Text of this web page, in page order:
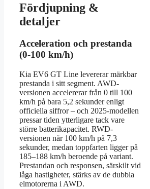
Fördjupning &
detaljer
Acceleration och prestanda
(0-100 km/h)
Kia EV6 GT Line levererar märkbar
prestanda i sitt segment. AWD-
versionen accelererar från 0 till 100
km/h på bara 5,2 sekunder enligt
officiella siffror – och 2025-modellen
pressar tiden ytterligare tack vare
större batterikapacitet. RWD-
versionen når 100 km/h på 7,3
sekunder, medan toppfarten ligger på
185–188 km/h beroende på variant.
Prestandan och responsen, särskilt vid
låga hastigheter, stärks av de dubbla
elmotorerna i AWD.